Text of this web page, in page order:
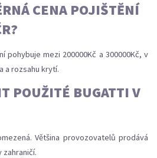
CENA POJIŠTĚNÍ
pohybuje mezi 200000Kč a 300000Kč, v
a rozsahu krytí.
POUŽITÉ BUGATTI V
Většina provozovatelů prodává